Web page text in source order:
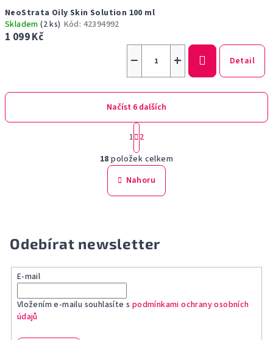
NeoStrata Oily Skin Solution 100 ml
Skladem(2 ks) Kód: 42394992
1 099 Kč
+
− Detail
O
v
l
á
í
k
Načíst 6 dalších
S
t
r
á
n
k
o
í
1 2
18 položek celkem
Nahoru
Odebírat newsletter
E-mail
Vložením e-mailu souhlasíte s podmínkami ochrany osobních
údajů